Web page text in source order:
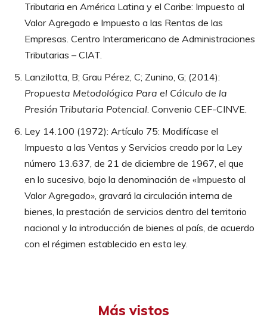
Tributaria en América Latina y el Caribe: Impuesto al
Valor Agregado e Impuesto a las Rentas de las
Empresas. Centro Interamericano de Administraciones
Tributarias – CIAT.
Lanzilotta, B; Grau Pérez, C; Zunino, G; (2014):
Propuesta Metodológica Para el Cálculo de la
Presión Tributaria Potencial. Convenio CEF-CINVE.
Ley 14.100 (1972): Artículo 75: Modifícase el
Impuesto a las Ventas y Servicios creado por la Ley
número 13.637, de 21 de diciembre de 1967, el que
en lo sucesivo, bajo la denominación de «Impuesto al
Valor Agregado», gravará la circulación interna de
bienes, la prestación de servicios dentro del territorio
nacional y la introducción de bienes al país, de acuerdo
con el régimen establecido en esta ley.
Más vistos